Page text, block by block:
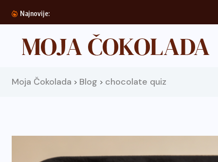
Najnovije:
Moja Čokolada > Blog > chocolate quiz